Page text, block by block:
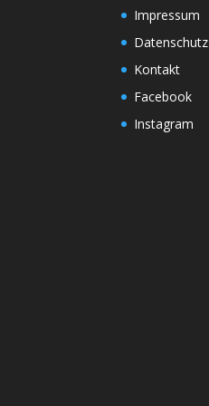
Impressum
Datenschutz
Kontakt
Facebook
Instagram